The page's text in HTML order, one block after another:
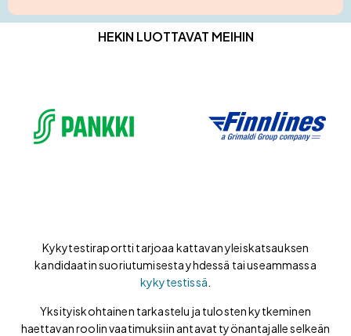
HEKIN LUOTTAVAT MEIHIN
Kykytestiraportti tarjoaa kattavan yleiskatsauksen
kandidaatin suoriutumisesta yhdessä tai useammassa
kykytestissä
Yksityiskohtainen tarkastelu ja tulosten kytkeminen
haettavan roolin vaatimuksiin antavat työnantajalle selkeän